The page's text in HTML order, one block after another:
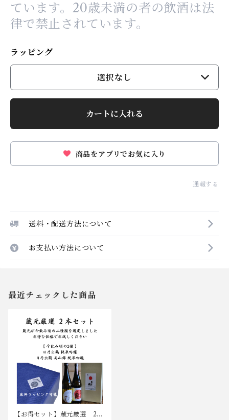
ています。20歳未満の者の飲酒は法
律で禁止されています。
ラッピング
選択なし
カートに入れる
商品をアプリでお気に入り
通報する
送料・配送方法について
お支払い方法について
最近チェックした商品
【お得セット】蔵元厳選 2本